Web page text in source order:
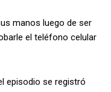
manos luego de ser
el teléfono celular
episodio se registró